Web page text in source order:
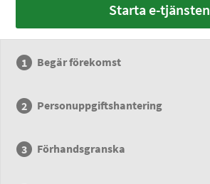
Starta e-tjänsten
Begär förekomst
Personuppgiftshantering
Förhandsgranska